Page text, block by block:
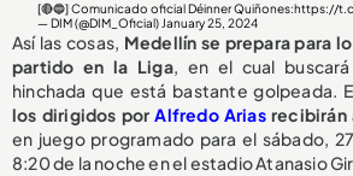
[🔴🔵] Comunicado oficial Déinner Quiñones:https://
— DIM (@DIM_Oficial)January 25, 2024
Así las cosas, Medellín se prepara para
partido en la Liga, en el cual
hinchada que está bastante golpeada.
los dirigidos porAlfredo Ariasrecibirán
en juego programado para el sábado,
8:20 de la noche en el estadio Atanasio